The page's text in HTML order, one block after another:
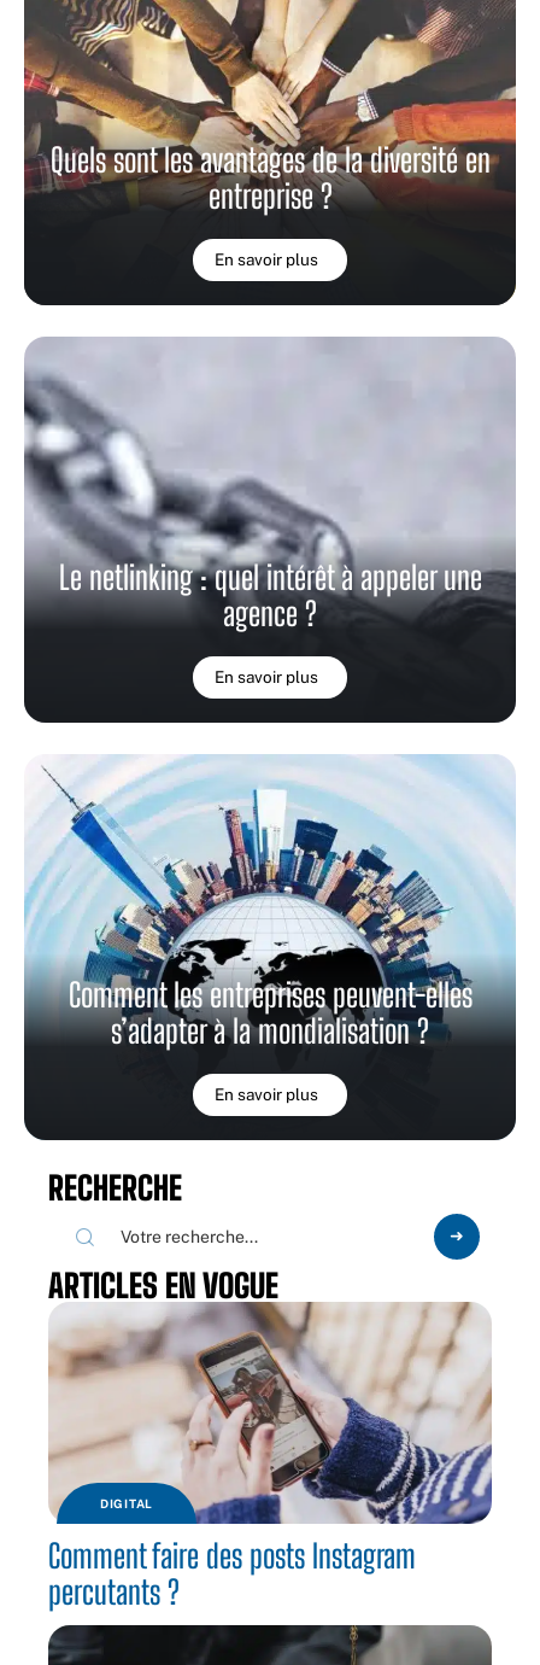
Quels sont les avantages de la diversité en
entreprise ?
En savoir plus
Le netlinking : quel intérêt à appeler une
agence ?
En savoir plus
Comment les entreprises peuvent-elles
s’adapter à la mondialisation ?
En savoir plus
RECHERCHE
ARTICLES EN VOGUE
DIGITAL
Comment faire des posts Instagram
percutants ?